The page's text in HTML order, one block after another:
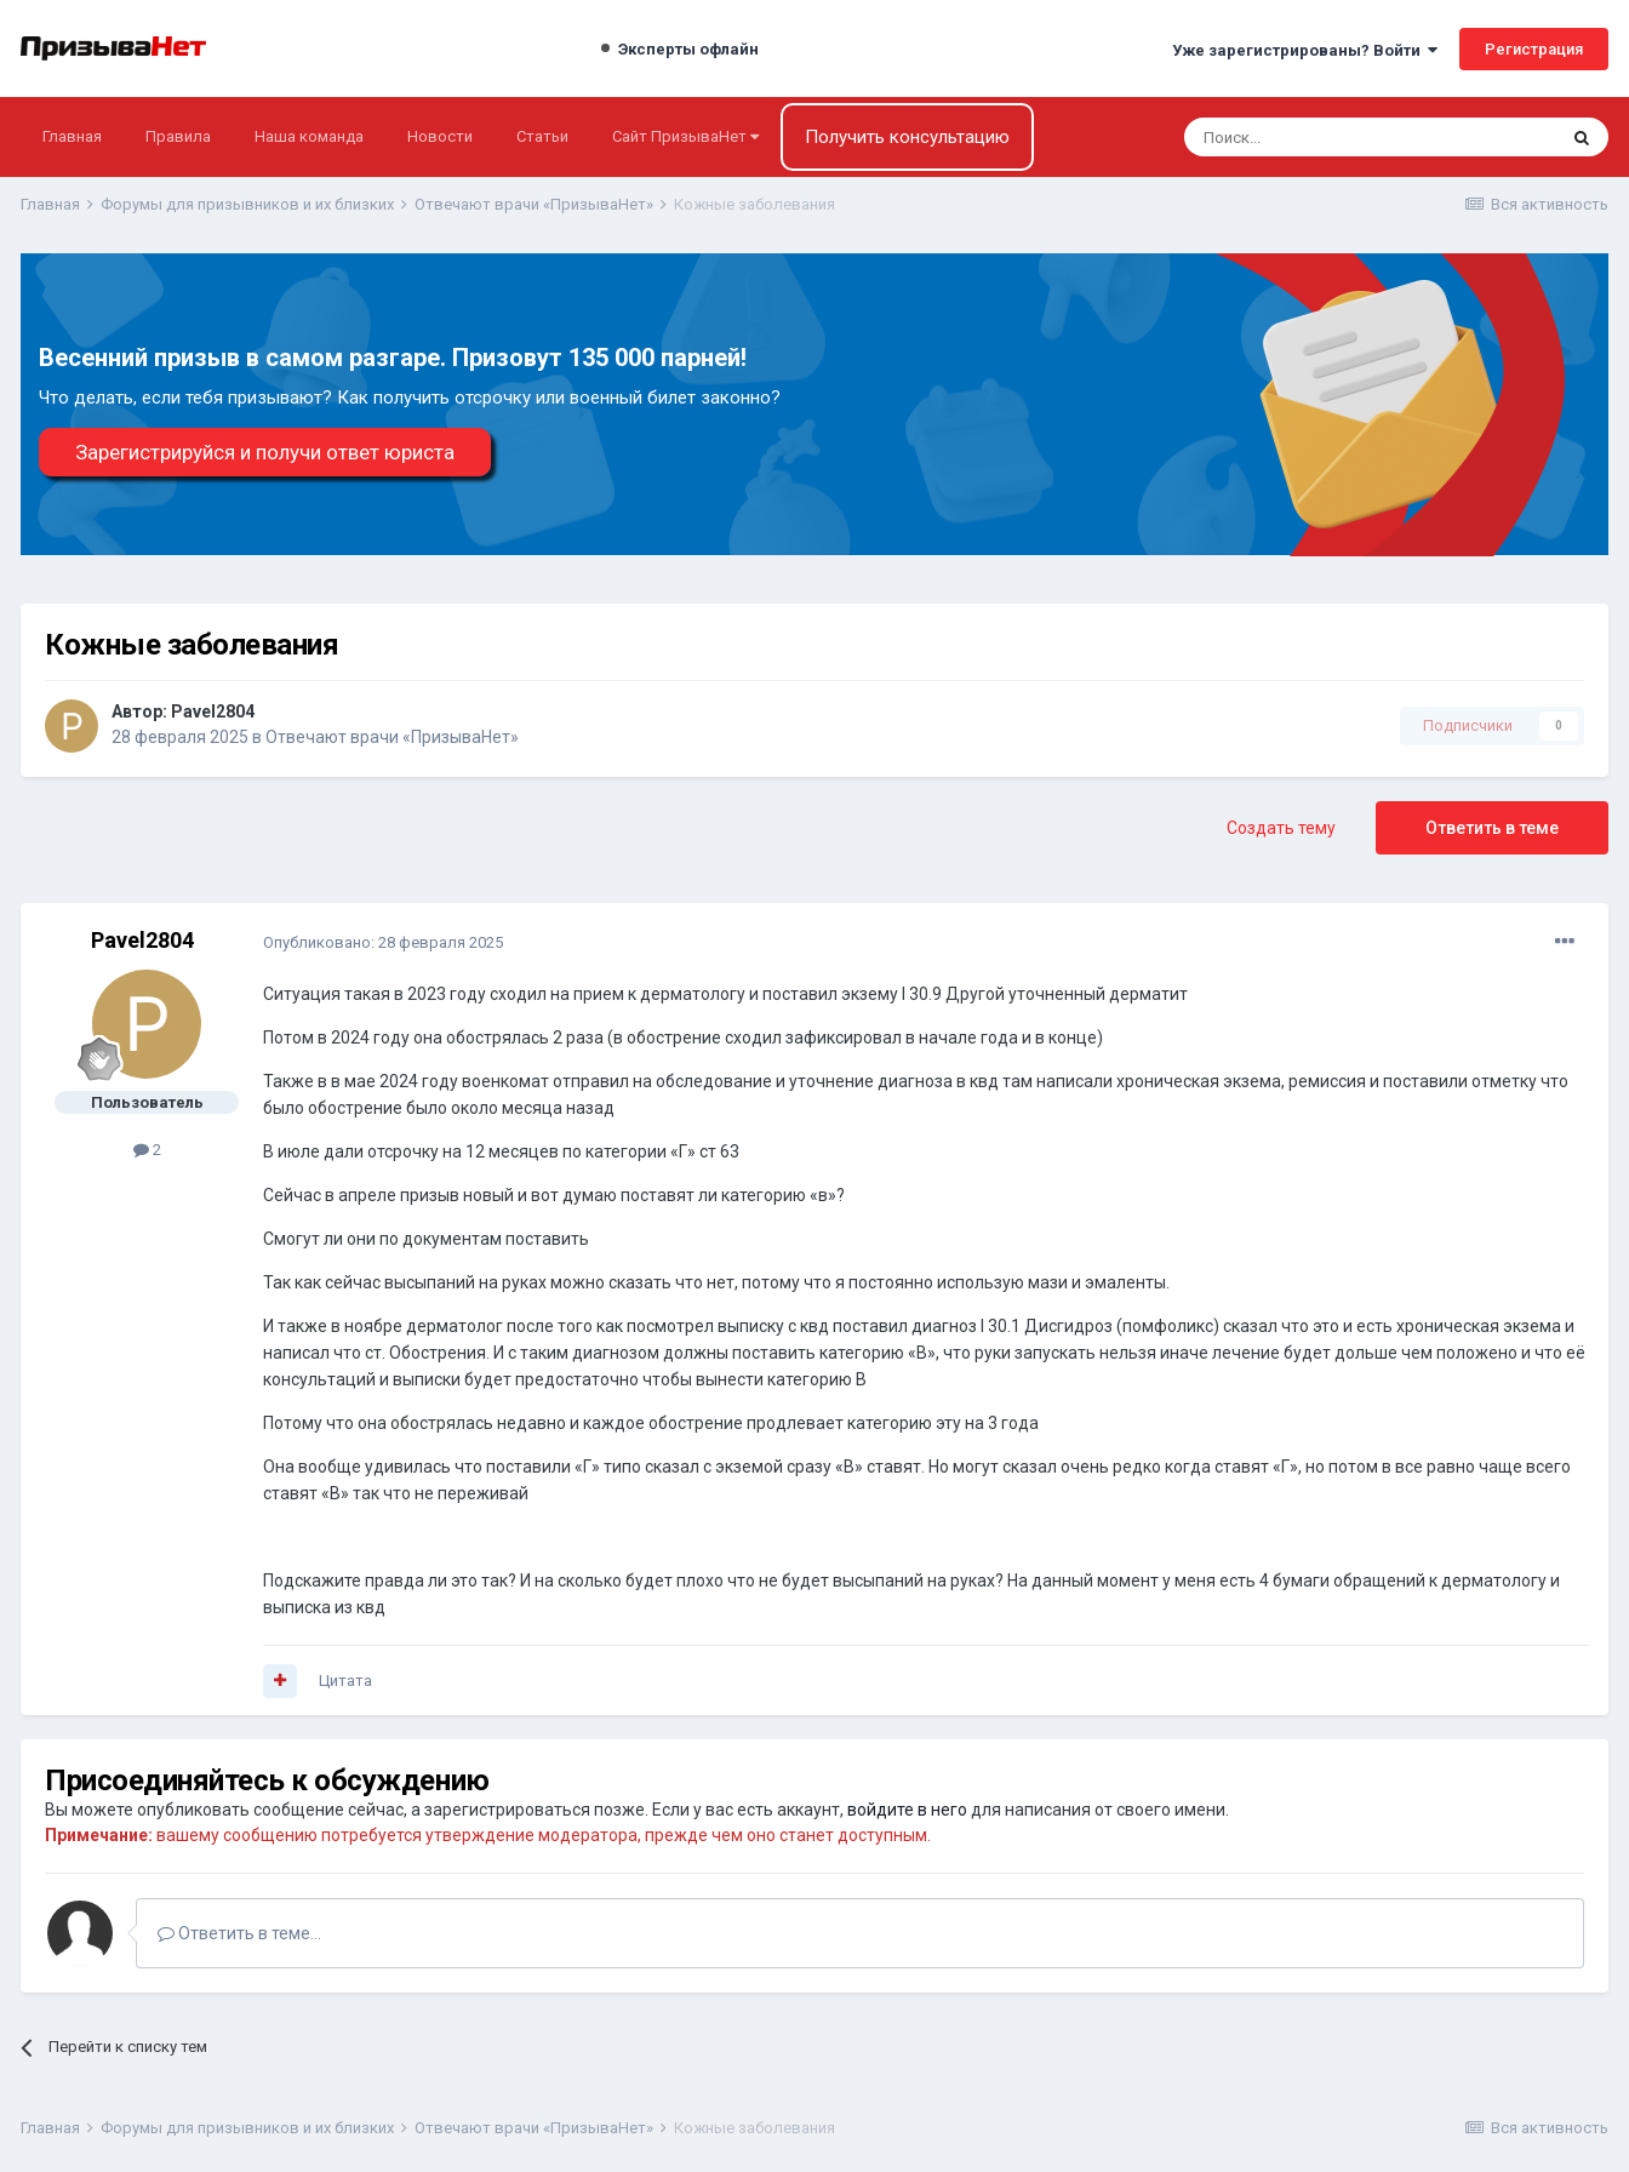
Эксперты офлайн Уже зарегистрированы? Войти Регистрация
Главная Правила Наша команда Новости Статьи Сайт ПризываНет Получить консультацию
Вся активность
Главная Форумы для призывников и их близких Отвечают врачи «ПризываНет» Кожные заболевания
Весенний призыв в самом разгаре. Призовут 135 000 парней!
Что делать, если тебя призывают? Как получить отсрочку или военный билет законно?
Зарегистрируйся и получи ответ юриста
Кожные заболевания
Автор: Pavel2804
28 февраля 2025 в Отвечают врачи «ПризываНет»
Подписчики 0
Ответить в теме
Создать тему
Pavel2804
Пользователь
2
Опубликовано: 28 февраля 2025
Ситуация такая в 2023 году сходил на прием к дерматологу и поставил экзему l 30.9 Другой уточненный дерматит
Потом в 2024 году она обострялась 2 раза (в обострение сходил зафиксировал в начале года и в конце)
Также в в мае 2024 году военкомат отправил на обследование и уточнение диагноза в квд там написали хроническая экзема, ремиссия и поставили отметку что
было обострение было около месяца назад
В июле дали отсрочку на 12 месяцев по категории «Г» ст 63
Сейчас в апреле призыв новый и вот думаю поставят ли категорию «в»?
Смогут ли они по документам поставить
Так как сейчас высыпаний на руках можно сказать что нет, потому что я постоянно использую мази и эмаленты.
И также в ноябре дерматолог после того как посмотрел выписку с квд поставил диагноз l 30.1 Дисгидроз (помфоликс) сказал что это и есть хроническая экзема и
написал что ст. Обострения. И с таким диагнозом должны поставить категорию «В», что руки запускать нельзя иначе лечение будет дольше чем положено и что её
консультаций и выписки будет предостаточно чтобы вынести категорию В
Потому что она обострялась недавно и каждое обострение продлевает категорию эту на 3 года
Она вообще удивилась что поставили «Г» типо сказал с экземой сразу «В» ставят. Но могут сказал очень редко когда ставят «Г», но потом в все равно чаще всего
ставят «В» так что не переживай
Подскажите правда ли это так? И на сколько будет плохо что не будет высыпаний на руках? На данный момент у меня есть 4 бумаги обращений к дерматологу и
выписка из квд
Цитата
Присоединяйтесь к обсуждению
Вы можете опубликовать сообщение сейчас, а зарегистрироваться позже. Если у вас есть аккаунт, войдите в него для написания от своего имени.
Примечание: вашему сообщению потребуется утверждение модератора, прежде чем оно станет доступным.
Ответить в теме...
Перейти к списку тем
Вся активность
Главная Форумы для призывников и их близких Отвечают врачи «ПризываНет» Кожные заболевания